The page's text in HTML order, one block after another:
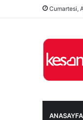
Cumartesi,
ANASAYFA